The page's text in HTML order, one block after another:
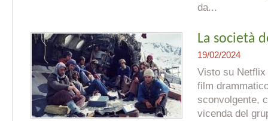
da...
La società
19/02/2024
Visto su
film
sconvolgente,
vicenda del